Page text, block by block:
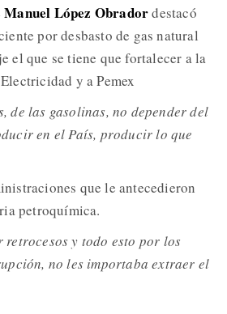
Manuel López Obradordestacó
por desbasto de gas natural
el que se tiene que fortalecer a la
y a Pemex
de las gasolinas, no depender del
en el País, producir lo que
que le antecedieron
petroquímica.
retrocesos y todo esto por los
no les importaba extraer el